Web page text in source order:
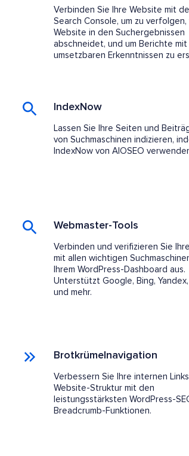
Verbinden Sie Ihre Website mit
Search Console, um zu verfolgen,
Website in den Suchergebnissen
abschneidet, und um Berichte mit
umsetzbaren Erkenntnissen zu
IndexNow
Lassen Sie Ihre Seiten und
von Suchmaschinen indizieren,
IndexNow von AIOSEO
Webmaster-Tools
Verbinden und verifizieren Sie
mit allen wichtigen
Ihrem WordPress-Dashboard aus.
Unterstützt Google, Bing,
und mehr.
Brotkrümelnavigation
Verbessern Sie Ihre internen
Website-Struktur mit den
leistungsstärksten WordPress-
Breadcrumb-Funktionen.